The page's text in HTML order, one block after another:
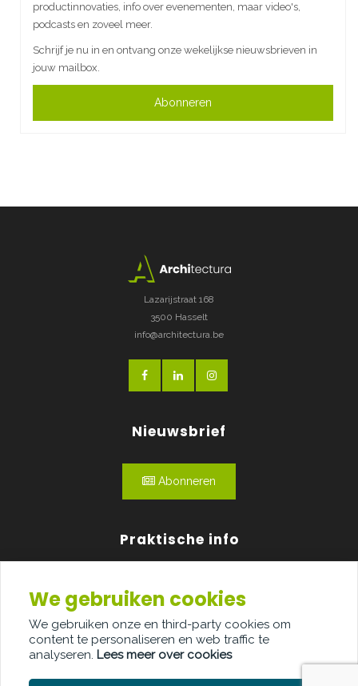
productinnovaties, info over evenementen, maar video's,
podcasts en zoveel meer.
Schrijf je nu in en ontvang onze wekelijkse nieuwsbrieven in
jouw mailbox.
Abonneren
Lazarijstraat 168
3500 Hasselt
info@architectura.be
Nieuwsbrief
Abonneren
Praktische info
Over ons
Adverteren
Contact
We gebruiken cookies
We gebruiken onze en third-party cookies om
content te personaliseren en web traffic te
analyseren. Lees meer over cookies